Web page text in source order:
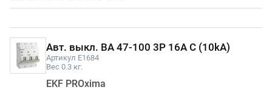
Авт. выкл. ВА 47-100 3P 16A C (10kA)
Артикул E1684
Вес 0.3 кг.
EKF PROxima